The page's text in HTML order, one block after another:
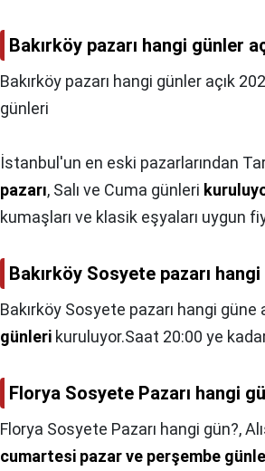
Bakırköy pazarı hangi günler
Bakırköy pazarı hangi günler açık
günleri
İstanbul'un en eski pazarlarından
pazarı, Salı ve Cuma günleri
kumaşları ve klasik eşyaları uygun
Bakırköy Sosyete pazarı hangi
Bakırköy Sosyete pazarı hangi güne
günleri kuruluyor.Saat 20:00 ye
Florya Sosyete Pazarı hangi
Florya Sosyete Pazarı hangi gün?,
cumartesi pazar ve perşembe